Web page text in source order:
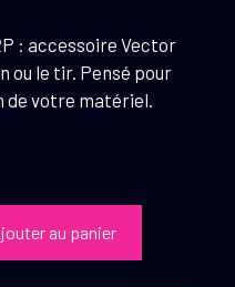
: accessoire Vector
ou le tir. Pensé pour
de votre matériel.
au panier